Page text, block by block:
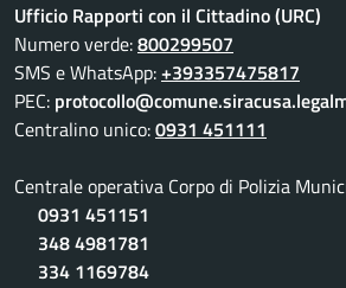
Ufficio Rapporti con il Cittadino (URC)
Numero verde:800299507
SMS e WhatsApp:+393357475817
PEC:
Centralino unico:0931 451111
Centrale operativa Corpo di Polizia
0931 451151
348 4981781
334 1169784